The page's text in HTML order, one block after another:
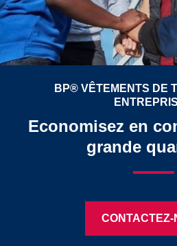
BP® VÊTEMENTS DE
Economisez en
grande
CONTACTEZ-